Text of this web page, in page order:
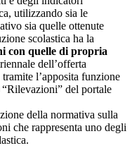
utilizzando sia le
sia quelle ottenute
scolastica ha la
con quelle di propria
dell’offerta
l’apposita funzione
del portale
della normativa sulla
che rappresenta uno degli